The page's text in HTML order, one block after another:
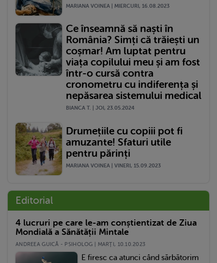
MARIANA VOINEA | MIERCURI, 16.08.2023
Ce înseamnă să naști în
România? Simți că trăiești un
coșmar! Am luptat pentru
viața copilului meu și am fost
într-o cursă contra
cronometru cu indiferența și
nepăsarea sistemului medical
BIANCA T. | JOI, 23.05.2024
Drumețiile cu copiii pot fi
amuzante! Sfaturi utile
pentru părinți
MARIANA VOINEA | VINERI, 15.09.2023
Editorial
4 lucruri pe care le-am conștientizat de Ziua
Mondială a Sănătății Mintale
ANDREEA GUICĂ - PSIHOLOG | MARŢI, 10.10.2023
E firesc ca atunci când sărbătorim